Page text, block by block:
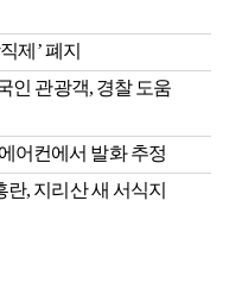
제’ 폐지
인 관광객, 경찰 도움
어컨에서 발화 추정
, 지리산 새 서식지